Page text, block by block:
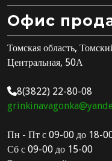
Офис
Томская область,
Центральная, 50А
8(3822) 22-80-08
Пн - Пт с 09-00 до 18-
Сб с 09-00 до 15-00